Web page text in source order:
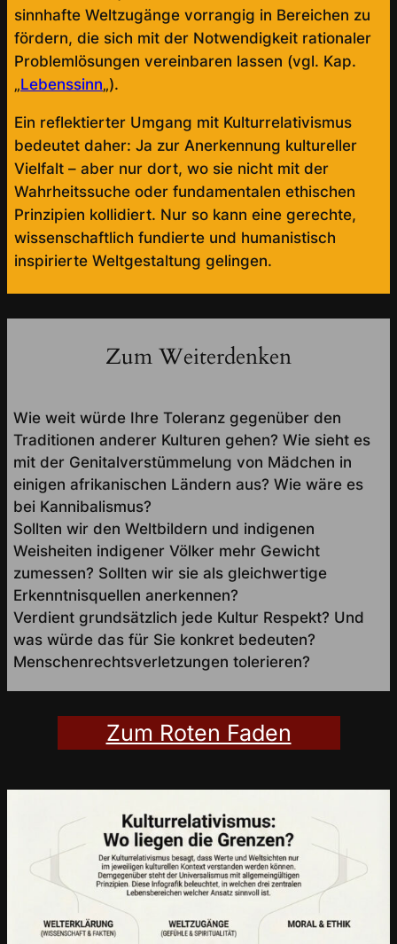
sinnhafte Weltzugänge vorrangig in Bereichen zu
fördern, die sich mit der Notwendigkeit rationaler
Problemlösungen vereinbaren lassen (vgl. Kap.
„Lebenssinn„).
Ein reflektierter Umgang mit Kulturrelativismus
bedeutet daher: Ja zur Anerkennung kultureller
Vielfalt – aber nur dort, wo sie nicht mit der
Wahrheitssuche oder fundamentalen ethischen
Prinzipien kollidiert. Nur so kann eine gerechte,
wissenschaftlich fundierte und humanistisch
inspirierte Weltgestaltung gelingen.
Zum Weiterdenken
Wie weit würde Ihre Toleranz gegenüber den
Traditionen anderer Kulturen gehen? Wie sieht es
mit der Genitalverstümmelung von Mädchen in
einigen afrikanischen Ländern aus? Wie wäre es
bei Kannibalismus?
Sollten wir den Weltbildern und indigenen
Weisheiten indigener Völker mehr Gewicht
zumessen? Sollten wir sie als gleichwertige
Erkenntnisquellen anerkennen?
Verdient grundsätzlich jede Kultur Respekt? Und
was würde das für Sie konkret bedeuten?
Menschenrechtsverletzungen tolerieren?
Zum Roten Faden